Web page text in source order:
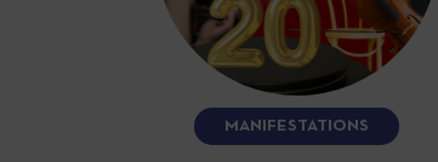
MANIFESTATIONS